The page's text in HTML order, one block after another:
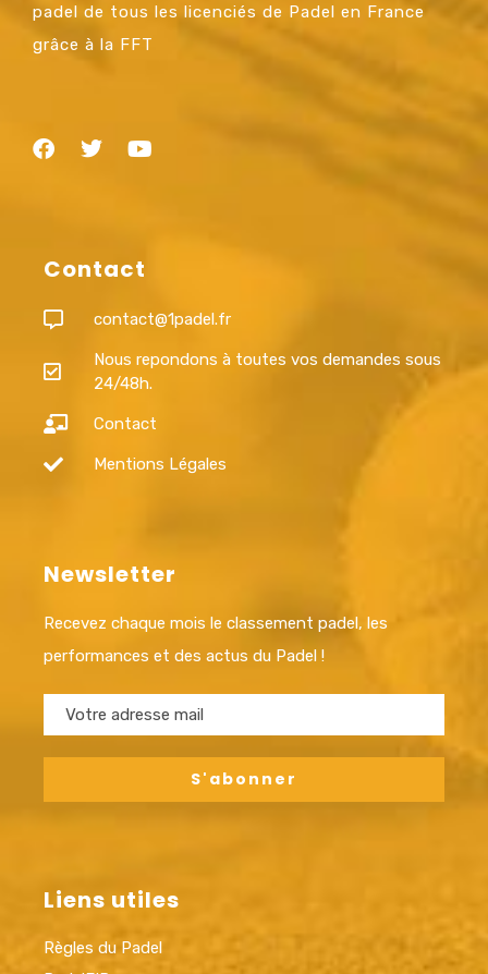
padel de tous les licenciés de Padel en France
grâce à la FFT
Contact
contact@1padel.fr
Nous repondons à toutes vos demandes sous
24/48h.
Contact
Mentions Légales
Newsletter
Recevez chaque mois le classement padel, les
performances et des actus du Padel !
Liens utiles
Règles du Padel